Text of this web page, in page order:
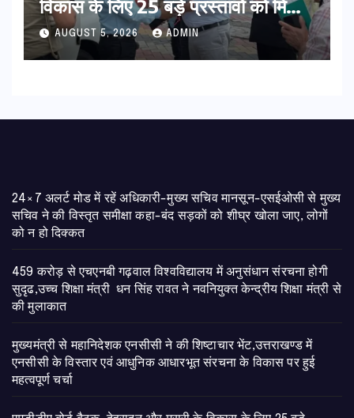
विकास के लिए 25 बड़े प्रस्तावों को मिली
हरी झंडी
AUGUST 5, 2026 ADMIN
24×7 अलर्ट मोड में रहें अधिकारी-मुख्य सचिव मानसून-एसईओसी से मुख्य
सचिव ने की विस्तृत समीक्षा कहा-बंद सड़कों को शीघ्र खोला जाए, लोगों
को न हो दिक्कत
459 करोड़ से एचएनबी गढ़वाल विश्वविद्यालय में अनुसंधान संरचना होगी
सुदृढ,उच्च शिक्षा मंत्री धन सिंह रावत ने नवनियुक्त केन्द्रीय शिक्षा मंत्री से
की मुलाकात
मुख्यमंत्री से महानिदेशक एनसीसी ने की शिष्टाचार भेंट,उत्तराखण्ड में
एनसीसी के विस्तार एवं आधुनिक आधारभूत संरचना के विकास पर हुई
महत्वपूर्ण चर्चा